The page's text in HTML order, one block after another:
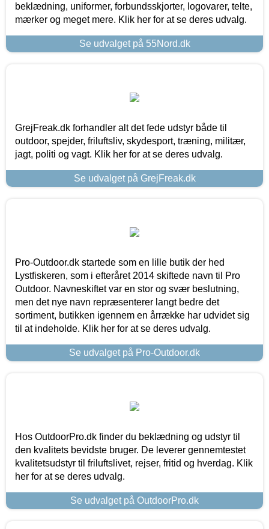
beklædning, uniformer, forbundsskjorter, logovarer, telte,
mærker og meget mere. Klik her for at se deres udvalg.
Se udvalget på 55Nord.dk
GrejFreak.dk forhandler alt det fede udstyr både til
outdoor, spejder, friluftsliv, skydesport, træning, militær,
jagt, politi og vagt. Klik her for at se deres udvalg.
Se udvalget på GrejFreak.dk
Pro-Outdoor.dk startede som en lille butik der hed
Lystfiskeren, som i efteråret 2014 skiftede navn til Pro
Outdoor. Navneskiftet var en stor og svær beslutning,
men det nye navn repræsenterer langt bedre det
sortiment, butikken igennem en årrække har udvidet sig
til at indeholde. Klik her for at se deres udvalg.
Se udvalget på Pro-Outdoor.dk
Hos OutdoorPro.dk finder du beklædning og udstyr til
den kvalitets bevidste bruger. De leverer gennemtestet
kvalitetsudstyr til friluftslivet, rejser, fritid og hverdag. Klik
her for at se deres udvalg.
Se udvalget på OutdoorPro.dk